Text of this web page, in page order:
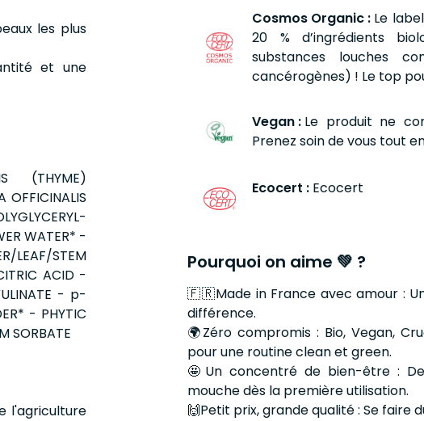
les plus
et une
(THYME)
OFFICINALIS
WATER* -
LEAF/STEM
ACID -
- p-
- PHYTIC
SORBATE
l'agriculture
Cosmos Organic : Le
20 % d’ingrédients
substances louches
cancérogènes) ! Le top
Vegan : Le produit ne
Prenez soin de vous tout
Ecocert : Ecocert
Pourquoi on aime 💚 ?
🇫🇷Made in France avec amour :
différence.
🌍Zéro compromis : Bio, Vegan,
pour une routine clean et green.
🤩Un concentré de bien-être :
mouche dès la première utilisation.
🙌Petit prix, grande qualité : Se faire